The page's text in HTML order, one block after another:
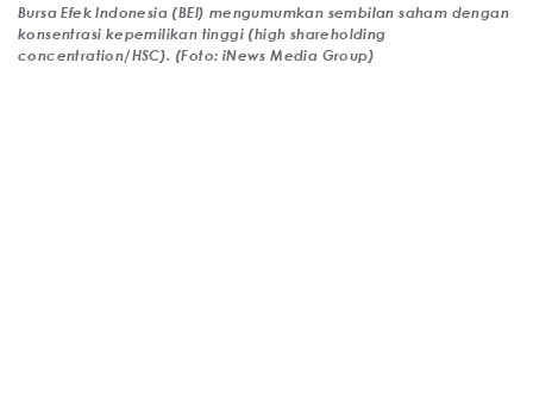
Bursa Efek Indonesia (BEI) mengumumkan sembilan saham dengan
konsentrasi kepemilikan tinggi (high shareholding
concentration/HSC). (Foto: iNews Media Group)